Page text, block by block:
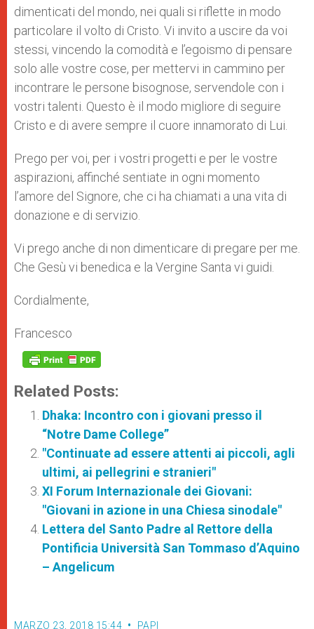
dimenticati del mondo, nei quali si riflette in modo
particolare il volto di Cristo. Vi invito a uscire da voi
stessi, vincendo la comodità e l’egoismo di pensare
solo alle vostre cose, per mettervi in cammino per
incontrare le persone bisognose, servendole con i
vostri talenti. Questo è il modo migliore di seguire
Cristo e di avere sempre il cuore innamorato di Lui.
Prego per voi, per i vostri progetti e per le vostre
aspirazioni, affinché sentiate in ogni momento
l’amore del Signore, che ci ha chiamati a una vita di
donazione e di servizio.
Vi prego anche di non dimenticare di pregare per me.
Che Gesù vi benedica e la Vergine Santa vi guidi.
Cordialmente,
Francesco
Related Posts:
Dhaka: Incontro con i giovani presso il
“Notre Dame College”
"Continuate ad essere attenti ai piccoli, agli
ultimi, ai pellegrini e stranieri"
XI Forum Internazionale dei Giovani:
"Giovani in azione in una Chiesa sinodale"
Lettera del Santo Padre al Rettore della
Pontificia Università San Tommaso d’Aquino
– Angelicum
MARZO 23, 2018 15:44 PAPI